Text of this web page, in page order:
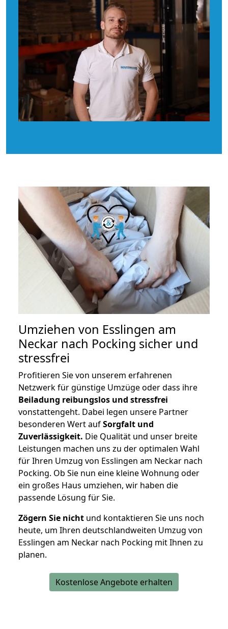
Umziehen von Esslingen am
Neckar nach Pocking sicher und
stressfrei
Profitieren Sie von unserem erfahrenen
Netzwerk für günstige Umzüge oder dass ihre
Beiladung reibungslos und stressfrei
vonstattengeht. Dabei legen unsere Partner
besonderen Wert aufSorgfalt und
Zuverlässigkeit. Die Qualität und unser breite
Leistungen machen uns zu der optimalen Wahl
für Ihren Umzug von Esslingen am Neckar nach
Pocking. Ob Sie nun eine kleine Wohnung oder
ein großes Haus umziehen, wir haben die
passende Lösung für Sie.
Zögern Sie nicht und kontaktieren Sie uns noch
heute, um Ihren deutschlandweiten Umzug von
Esslingen am Neckar nach Pocking mit Ihnen zu
planen.
Kostenlose Angebote erhalten